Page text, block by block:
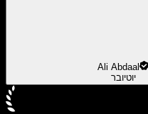
Ali Abdaal
יוטיובר